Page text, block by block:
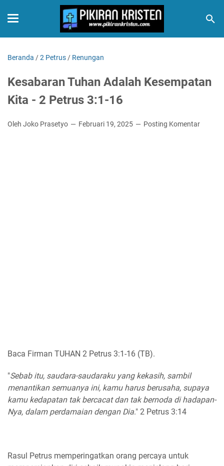
Beranda /2 Petrus / Renungan
Kesabaran Tuhan Adalah Kesempatan
Kita - 2 Petrus 3:1-16
Oleh Joko Prasetyo Februari 19, 2025 Posting Komentar
Baca Firman TUHAN 2 Petrus 3:1-16 (TB).
"Sebab itu, saudara-saudaraku yang kekasih, sambil
menantikan semuanya ini, kamu harus berusaha, supaya
kamu kedapatan tak bercacat dan tak bernoda di hadapan-
Nya, dalam perdamaian dengan Dia." 2 Petrus 3:14
Rasul Petrus memperingatkan orang percaya untuk